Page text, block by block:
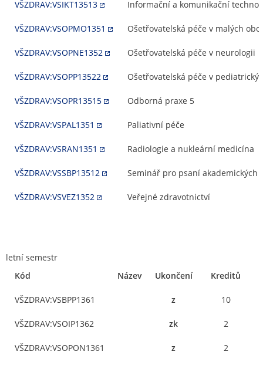
VŠZDRAV:VSIKT13513 Informační a komunikační
VŠZDRAV:VSOPMO1351 Ošetřovatelská péče v malých
VŠZDRAV:VSOPNE1352 Ošetřovatelská péče v neurologii
VŠZDRAV:VSOPP13522 Ošetřovatelská péče v
VŠZDRAV:VSOPR13515 Odborná praxe 5
VŠZDRAV:VSPAL1351 Paliativní péče
VŠZDRAV:VSRAN1351 Radiologie a nukleární medicína
VŠZDRAV:VSSBP13512 Seminář pro psaní akademických
VŠZDRAV:VSVEZ1352 Veřejné zdravotnictví
letní semestr
Kód
Název Ukončení Kreditů
VŠZDRAV:VSBPP1361 z 10
VŠZDRAV:VSOIP1362 zk 2
VŠZDRAV:VSOPON1361 z 2